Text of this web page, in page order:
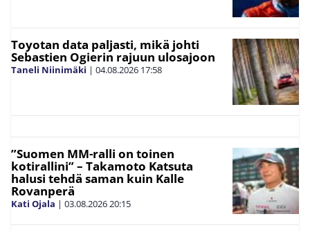
Toyotan data paljasti, mikä johti
Sebastien Ogierin rajuun ulosajoon
Taneli Niinimäki | 04.08.2026 17:58
”Suomen MM-ralli on toinen
kotirallini” – Takamoto Katsuta
halusi tehdä saman kuin Kalle
Rovanperä
Kati Ojala | 03.08.202620:15